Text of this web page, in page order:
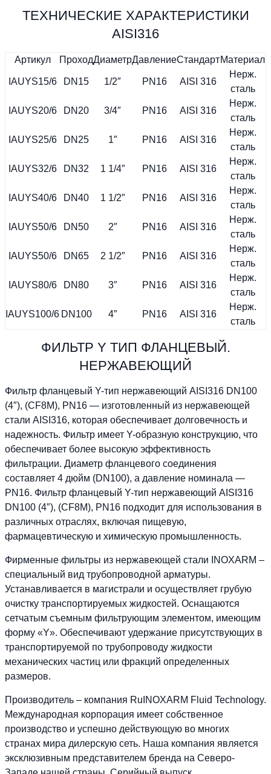
ТЕХНИЧЕСКИЕ ХАРАКТЕРИСТИКИ
AISI316
Артикул ПроходДиаметрДавлениеСтандартМатериал
IAUYS15/6 DN15 1/2″ PN16 AISI 316
Нерж.
сталь
IAUYS20/6 DN20 3/4″ PN16 AISI 316
Нерж.
сталь
IAUYS25/6 DN25 1″ PN16 AISI 316
Нерж.
сталь
IAUYS32/6 DN32 1 1/4″ PN16 AISI 316
Нерж.
сталь
IAUYS40/6 DN40 1 1/2″ PN16 AISI 316
Нерж.
сталь
IAUYS50/6 DN50 2″ PN16 AISI 316
Нерж.
сталь
IAUYS50/6 DN65 2 1/2″ PN16 AISI 316
Нерж.
сталь
IAUYS80/6 DN80 3″ PN16 AISI 316
Нерж.
сталь
IAUYS100/6 DN100 4″ PN16 AISI 316
Нерж.
сталь
ФИЛЬТР Y ТИП ФЛАНЦЕВЫЙ.
НЕРЖАВЕЮЩИЙ
Фильтр фланцевый Y-тип нержавеющий AISI316 DN100
(4″), (CF8M), PN16 — изготовленный из нержавеющей
стали AISI316, которая обеспечивает долговечность и
надежность. Фильтр имеет Y-образную конструкцию, что
обеспечивает более высокую эффективность
фильтрации. Диаметр фланцевого соединения
составляет 4 дюйм (DN100), а давление номинала —
PN16. Фильтр фланцевый Y-тип нержавеющий AISI316
DN100 (4″), (CF8M), PN16 подходит для использования в
различных отраслях, включая пищевую,
фармацевтическую и химическую промышленность.
Фирменные фильтры из нержавеющей стали INOXARM –
специальный вид трубопроводной арматуры.
Устанавливается в магистрали и осуществляет грубую
очистку транспортируемых жидкостей. Оснащаются
сетчатым съемным фильтрующим элементом, имеющим
форму «Y». Обеспечивают удержание присутствующих в
транспортируемой по трубопроводу жидкости
механических частиц или фракций определенных
размеров.
Производитель – компания RuINOXARM Fluid Technology.
Международная корпорация имеет собственное
производство и успешно действующую во многих
странах мира дилерскую сеть. Наша компания является
эксклюзивным представителем бренда на Северо-